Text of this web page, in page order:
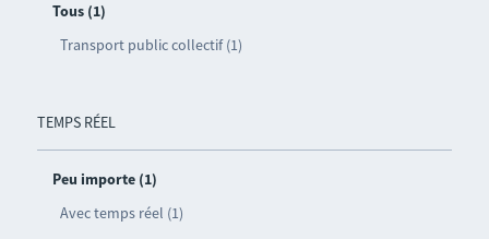
Tous (1)
Transport public collectif (1)
TEMPS RÉEL
Peu importe (1)
Avec temps réel (1)